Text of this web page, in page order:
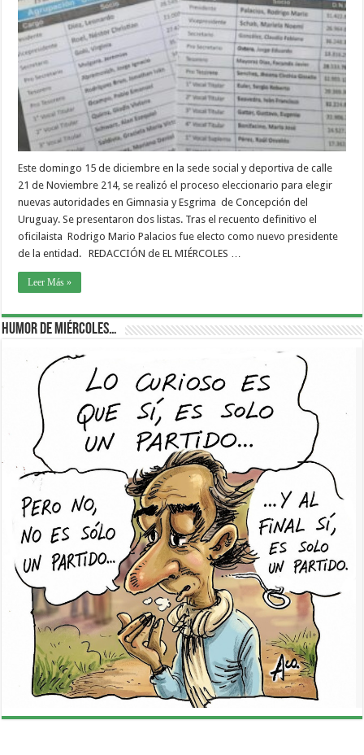
Este domingo 15 de diciembre en la sede social y deportiva de calle
21 de Noviembre 214, se realizó el proceso eleccionario para elegir
nuevas autoridades en Gimnasia y Esgrima de Concepción del
Uruguay. Se presentaron dos listas. Tras el recuento definitivo el
oficilaista Rodrigo Mario Palacios fue electo como nuevo presidente
de la entidad. REDACCIÓN de EL MIÉRCOLES …
Leer Más »
Humor de Miércoles…